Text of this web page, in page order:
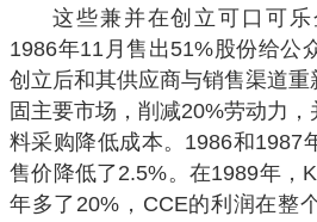
这些兼并在创立可口可
1986年11月售出51%股份给公
创立后和其供应商与销售渠道
固主要市场，削减20%劳动力
料采购降低成本。1986和1987
售价降低了2.5%。在1989年，
年多了20%，CCE的利润在整